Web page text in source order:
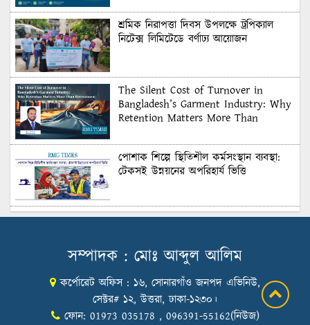
শ্রমিক নিরাপত্তা দিবস উপলক্ষে ট্রপিক্যাল
নিটেক্স লিমিটেডে বর্ণাঢ্য আয়োজন
The Silent Cost of Turnover in
Bangladesh’s Garment Industry: Why
Retention Matters More Than
পোশাক শিল্পে স্থিতিশীল কর্মসংস্থান ব্যবস্থা:
টেকসই উন্নয়নের অপরিহার্য ভিত্তি
শুল্কের দেয়াল ভাঙার সুযোগ: মার্কিন বাজারে
Honoring Excellence: Texstream
Fashion Ltd. Rewards Best Workers–
2026
সম্পাদক : মোঃ আব্দুল আলিম
কর্পোরেট অফিস : ১৬, সোনারগাঁও জনপদ এভিনিউ,
সেক্টর# ১২, উত্তরা, ঢাকা-১২৩০।
ফোন: 01973 035178 , 096391-55162(নিউজ)